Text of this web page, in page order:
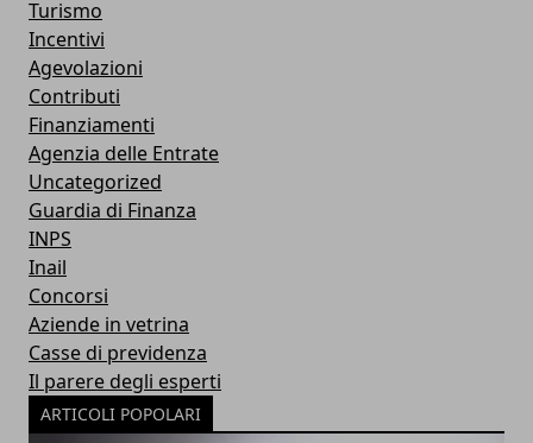
Turismo
Incentivi
Agevolazioni
Contributi
Finanziamenti
Agenzia delle Entrate
Uncategorized
Guardia di Finanza
INPS
Inail
Concorsi
Aziende in vetrina
Casse di previdenza
Il parere degli esperti
ARTICOLI POPOLARI